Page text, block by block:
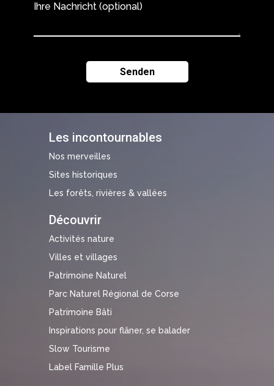
Les incontournables
Nos merveilles
Sites historiques
Les forêts, rivières & vallées
Découvrir
Activités nature
Villes et villages
Patrimoine Naturel
Parc Naturel Régional de Corse
Patrimoine Bâti
Inspirations pour flâner, se balader
Slow Tourisme
Label Famille Plus
Ihre Nachricht (optional)